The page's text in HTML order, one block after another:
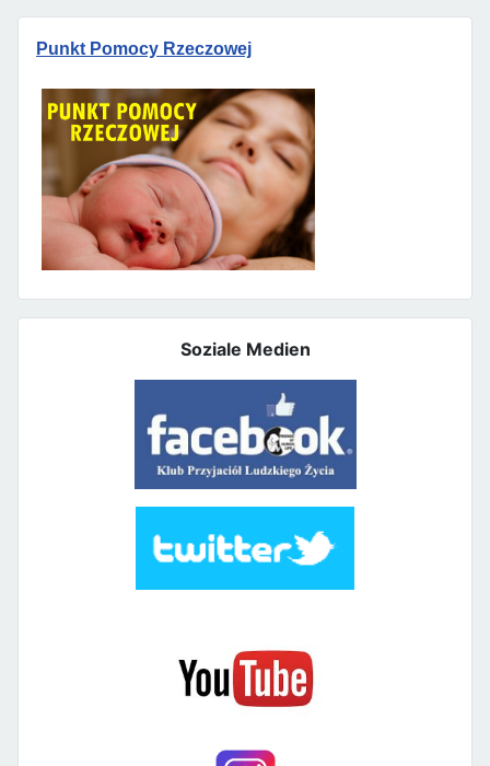
Punkt Pomocy Rzeczowej
Soziale Medien